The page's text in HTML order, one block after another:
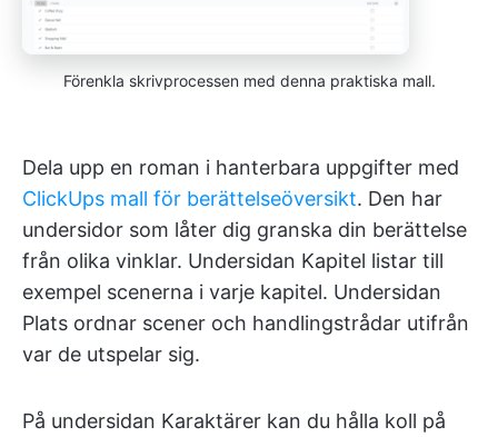
Förenkla skrivprocessen med denna praktiska mall.
Dela upp en roman i hanterbara uppgifter med
ClickUps mall för berättelseöversikt. Den har
undersidor som låter dig granska din berättelse
från olika vinklar. Undersidan Kapitel listar till
exempel scenerna i varje kapitel. Undersidan
Plats ordnar scener och handlingstrådar utifrån
var de utspelar sig.
På undersidan Karaktärer kan du hålla koll på